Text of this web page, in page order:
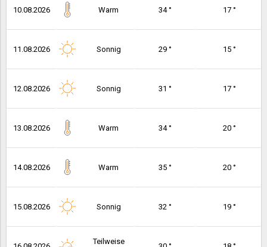
10.08.2026 Warm 34 ° 17 °
11.08.2026 Sonnig 29 ° 15 °
12.08.2026 Sonnig 31 ° 17 °
13.08.2026 Warm 34 ° 20 °
14.08.2026 Warm 35 ° 20 °
15.08.2026 Sonnig 32 ° 19 °
Teilweise